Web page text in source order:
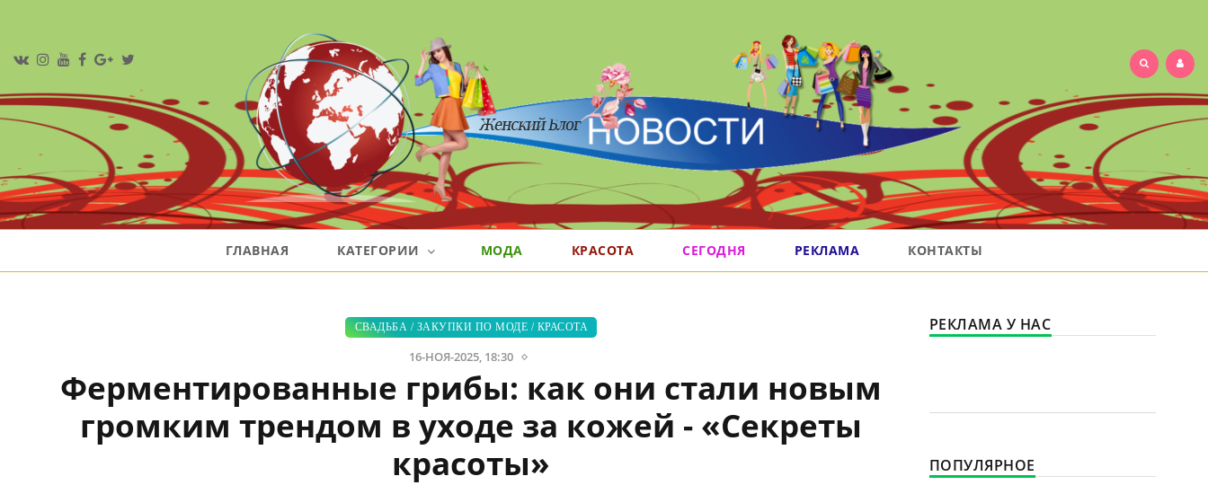
ГЛАВНАЯ КАТЕГОРИИ МОДА КРАСОТА СЕГОДНЯ РЕКЛАМА КОНТАКТЫ
СВАДЬБА / ЗАКУПКИ ПО МОДЕ / КРАСОТА
16-НОЯ-2025, 18:30
Ферментированные грибы: как они стали новым
громким трендом в уходе за кожей - «Секреты
красоты»
РЕКЛАМА У НАС
ПОПУЛЯРНОЕ